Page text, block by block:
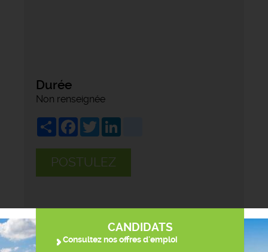
Durée
Non renseignée
ShareFacebook
Twitter
POSTULEZ
CANDIDATS
Consultez nos offres d'emploi